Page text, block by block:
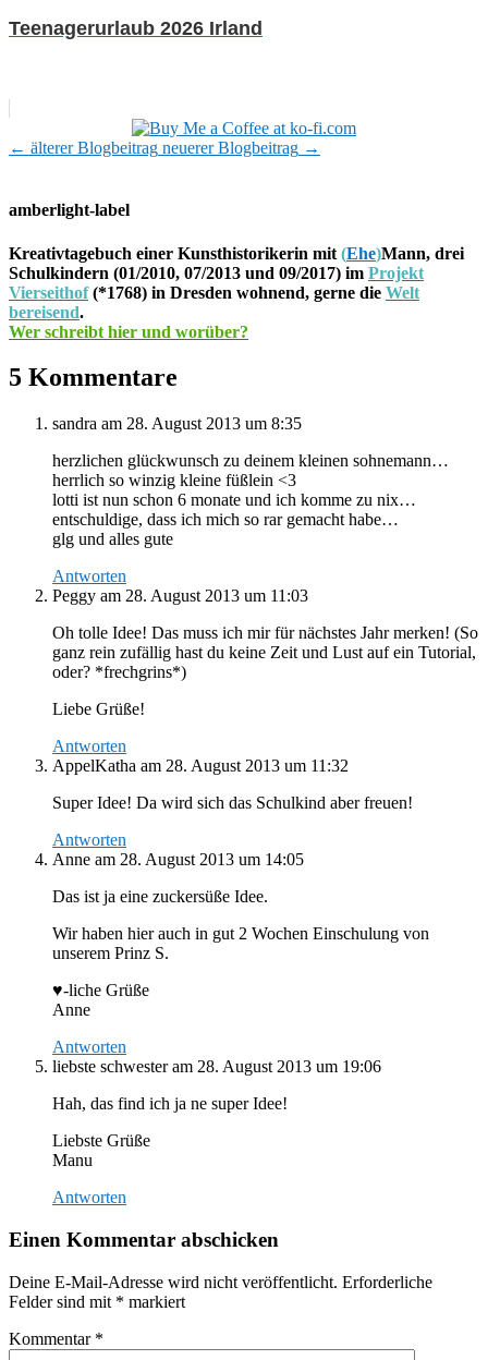
Teenagerurlaub 2026 Irland
← älterer Blogbeitrag neuerer Blogbeitrag →
amberlight-label
Kreativtagebuch einer Kunsthistorikerin mit (Ehe)Mann, drei
Schulkindern (01/2010, 07/2013 und 09/2017) im Projekt
Vierseithof(*1768) in Dresden wohnend, gerne die Welt
bereisend.
Wer schreibt hier und worüber?
5 Kommentare
sandra am 28. August 2013 um 8:35
herzlichen glückwunsch zu deinem kleinen sohnemann…
herrlich so winzig kleine füßlein <3
lotti ist nun schon 6 monate und ich komme zu nix…
entschuldige, dass ich mich so rar gemacht habe…
glg und alles gute
Antworten
Peggy am 28. August 2013 um 11:03
Oh tolle Idee! Das muss ich mir für nächstes Jahr merken! (So
ganz rein zufällig hast du keine Zeit und Lust auf ein Tutorial,
oder? *frechgrins*)
Liebe Grüße!
Antworten
AppelKatha am 28. August 2013 um 11:32
Super Idee! Da wird sich das Schulkind aber freuen!
Antworten
Anne am 28. August 2013 um 14:05
Das ist ja eine zuckersüße Idee.
Wir haben hier auch in gut 2 Wochen Einschulung von
unserem Prinz S.
♥-liche Grüße
Anne
Antworten
liebste schwester am 28. August 2013 um 19:06
Hah, das find ich ja ne super Idee!
Liebste Grüße
Manu
Antworten
Einen Kommentar abschicken
Deine E-Mail-Adresse wird nicht veröffentlicht. Erforderliche
Felder sind mit * markiert
Kommentar *